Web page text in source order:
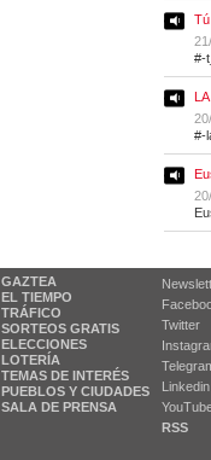
#-
#-
GAZTEA
EL TIEMPO
TRÁFICO
SORTEOS GRATIS
ELECCIONES
LOTERÍA
TEMAS DE INTERÉS
PUEBLOS Y CIUDADES
SALA DE PRENSA
Twitter
Linkedin
RSS